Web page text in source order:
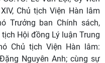
Chủ tịch Viện Hàn lâm
Trưởng ban Chính sách,
Hội đồng Lý luận Trung
Chủ tịch Viện Hàn lâm:
Nguyên Anh; cùng sự